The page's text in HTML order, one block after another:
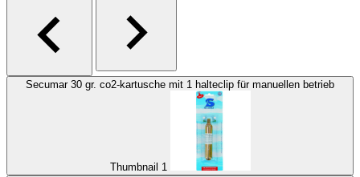
Secumar 30 gr. co2-kartusche mit 1 halteclip für manuellen betrieb
Thumbnail 1